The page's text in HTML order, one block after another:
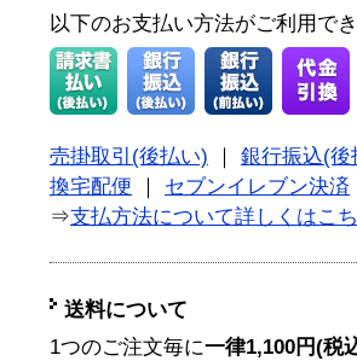
以下のお支払い方法がご利用で
売掛取引(後払い)
銀行振込(後
換宅配便
セブンイレブン決済
⇒支払方法について詳しくはこ
送料について
1つのご注文毎に一律1,100円(税